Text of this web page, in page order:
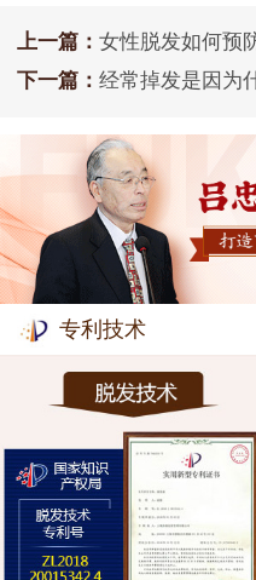
上一篇： 女性脱发如何预
下一篇： 经常掉发是因为
专利技术